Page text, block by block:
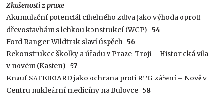
Zkušenosti z praxe
Akumulační potenciál cihelného zdiva jako výhoda oproti
dřevostavbám s lehkou konstrukcí (WCP)54
Ford Ranger Wildtrak slaví úspěch56
Rekonstrukce školky a úřadu v Praze-Troji – Historická vila
v novém (Kasten)57
Knauf SAFEBOARD jako ochrana proti RTG záření – Nově v
Centru nukleární medicíny na Bulovce58